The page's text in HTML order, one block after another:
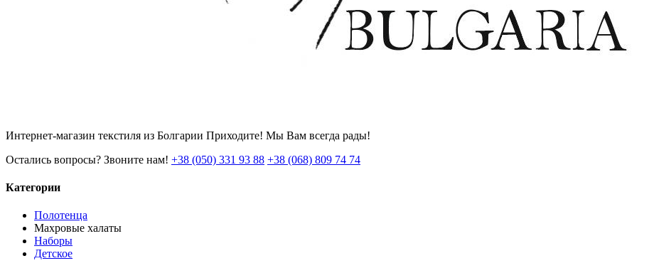
Интернет-магазин текстиля из Болгарии Приходите! Мы Вам всегда рады!
Остались вопросы? Звоните нам! +38 (050) 331 93 88 +38 (068) 809 74 74
Категории
Полотенца
Махровые халаты
Наборы
Детское